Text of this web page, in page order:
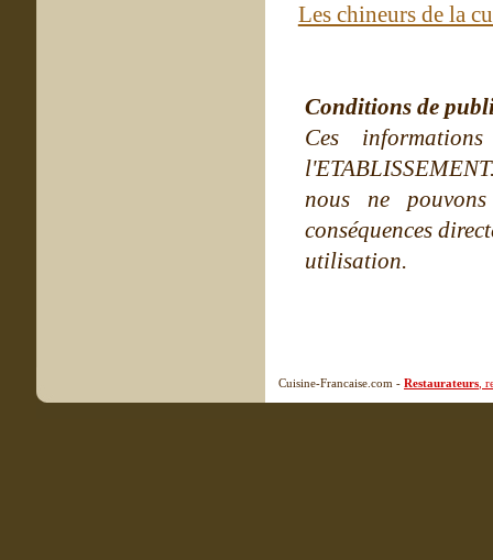
Les chineurs de la
Conditions de
Ces
nous ne
conséquences
utilisation.
Cuisine-Francaise.com - Restaurateurs ,